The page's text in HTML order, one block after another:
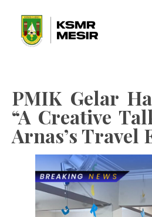
PMIK Gelar
“A Creative
Arnas’s Travel